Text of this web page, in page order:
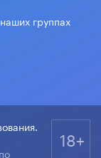
группах
18+